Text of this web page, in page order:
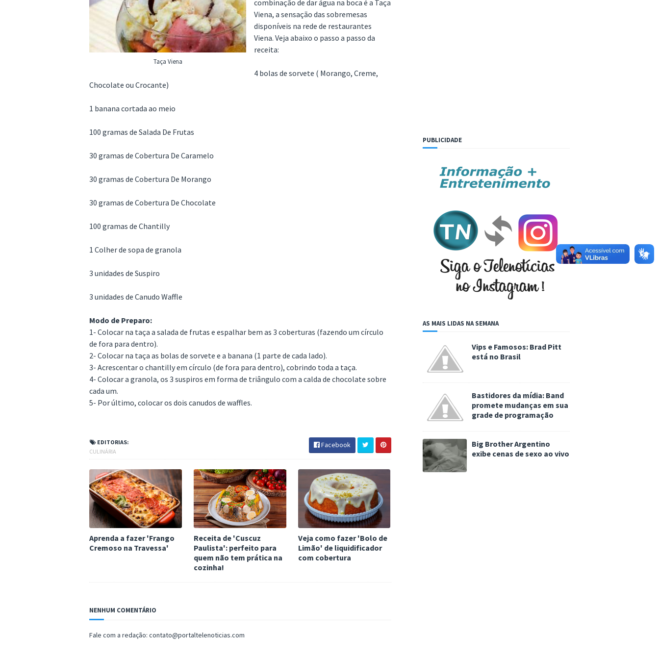
Taça Viena
combinação de dar água na boca é a Taça
Viena, a sensação das sobremesas
disponíveis na rede de restaurantes
Viena. Veja abaixo o passo a passo da
receita:
4 bolas de sorvete ( Morango, Creme,
Chocolate ou Crocante)
1 banana cortada ao meio
100 gramas de Salada De Frutas
30 gramas de Cobertura De Caramelo
30 gramas de Cobertura De Morango
30 gramas de Cobertura De Chocolate
100 gramas de Chantilly
1 Colher de sopa de granola
3 unidades de Suspiro
3 unidades de Canudo Waffle
Modo de Preparo:
1- Colocar na taça a salada de frutas e espalhar bem as 3 coberturas (fazendo um círculo
de fora para dentro).
2- Colocar na taça as bolas de sorvete e a banana (1 parte de cada lado).
3- Acrescentar o chantilly em círculo (de fora para dentro), cobrindo toda a taça.
4- Colocar a granola, os 3 suspiros em forma de triângulo com a calda de chocolate sobre
cada um.
5- Por último, colocar os dois canudos de waffles.
EDITORIAS:
CULINÁRIA
Facebook
Aprenda a fazer 'Frango
Cremoso na Travessa'
Receita de 'Cuscuz
Paulista': perfeito para
quem não tem prática na
cozinha!
Veja como fazer 'Bolo de
Limão' de liquidificador
com cobertura
NENHUM COMENTÁRIO
Fale com a redação: contato@portaltelenoticias.com
PUBLICIDADE
AS MAIS LIDAS NA SEMANA
Vips e Famosos: Brad Pitt
está no Brasil
Bastidores da mídia: Band
promete mudanças em sua
grade de programação
Big Brother Argentino
exibe cenas de sexo ao vivo